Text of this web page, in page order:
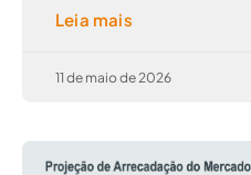
Leia mais
11 de maio de 2026